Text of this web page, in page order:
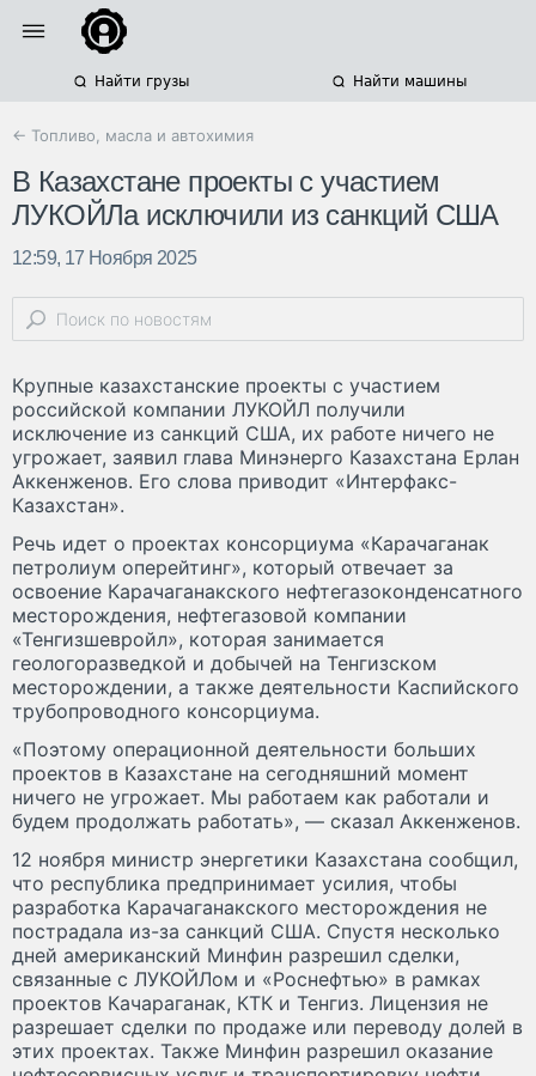
Найти грузы Найти машины
← Топливо, масла и автохимия
В Казахстане проекты с участием
ЛУКОЙЛа исключили из санкций США
12:59, 17 Ноября 2025
Крупные казахстанские проекты с участием
российской компании ЛУКОЙЛ получили
исключение из санкций США, их работе ничего не
угрожает, заявил глава Минэнерго Казахстана Ерлан
Аккенженов. Его слова приводит «Интерфакс-
Казахстан».
Речь идет о проектах консорциума «Карачаганак
петролиум оперейтинг», который отвечает за
освоение Карачаганакского нефтегазоконденсатного
месторождения, нефтегазовой компании
«Тенгизшевройл», которая занимается
геологоразведкой и добычей на Тенгизском
месторождении, а также деятельности Каспийского
трубопроводного консорциума.
«Поэтому операционной деятельности больших
проектов в Казахстане на сегодняшний момент
ничего не угрожает. Мы работаем как работали и
будем продолжать работать», — сказал Аккенженов.
12 ноября министр энергетики Казахстана сообщил,
что республика предпринимает усилия, чтобы
разработка Карачаганакского месторождения не
пострадала из-за санкций США. Спустя несколько
дней американский Минфин разрешил сделки,
связанные с ЛУКОЙЛом и «Роснефтью» в рамках
проектов Качараганак, КТК и Тенгиз. Лицензия не
разрешает сделки по продаже или переводу долей в
этих проектах. Также Минфин разрешил оказание